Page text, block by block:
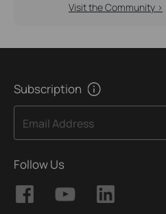
Visit the Community >
Subscription
Email Address
Follow Us